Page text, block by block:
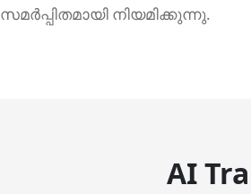
സമർപ്പിതമായി നിയമിക്കുന്നു.
AI